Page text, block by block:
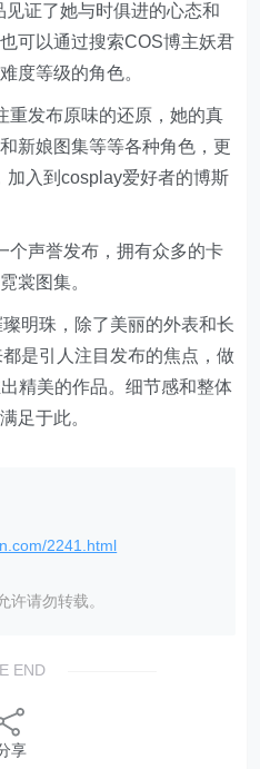
证了她与时俱进的心态和
可以通过搜索COS博主妖君
度等级的角色。
重发布原味的还原，她的真
新娘图集等等各种角色，更
加入到cosplay爱好者的博斯
个声誉发布，拥有众多的卡
裳图集。
明珠，除了美丽的外表和长
是引人注目发布的焦点，做
精美的作品。细节感和整体
足于此。
2241.html
许请勿转载。
END
享